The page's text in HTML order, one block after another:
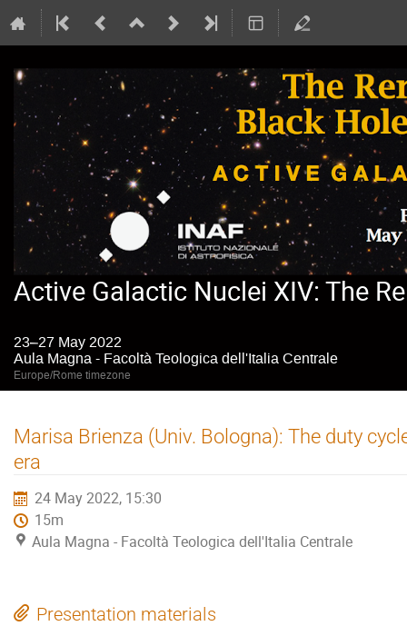
Active Galactic Nuclei XIV: The
23–27 May 2022
Aula Magna - Facoltà Teologica dell'Italia Centrale
Europe/Rome timezone
Marisa Brienza (Univ. Bologna): The duty
era
24 May 2022, 15:30
15m
Aula Magna - Facoltà Teologica dell'Italia Centrale
Presentation materials